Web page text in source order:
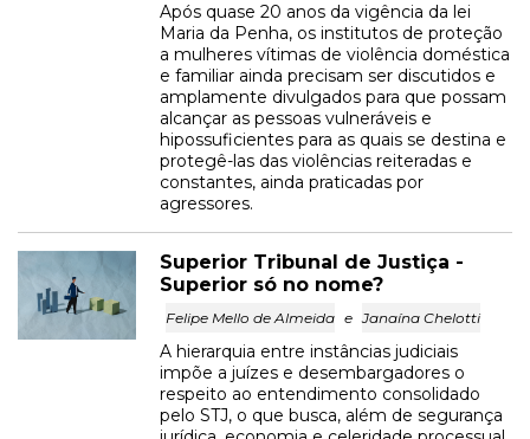
Após quase 20 anos da vigência da lei
Maria da Penha, os institutos de proteção
a mulheres vítimas de violência doméstica
e familiar ainda precisam ser discutidos e
amplamente divulgados para que possam
alcançar as pessoas vulneráveis e
hipossuficientes para as quais se destina e
protegê-las das violências reiteradas e
constantes, ainda praticadas por
agressores.
Superior Tribunal de Justiça -
Superior só no nome?
Felipe Mello de Almeida e Janaína Chelotti
A hierarquia entre instâncias judiciais
impõe a juízes e desembargadores o
respeito ao entendimento consolidado
pelo STJ, o que busca, além de segurança